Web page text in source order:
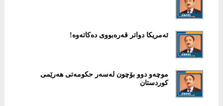
ئەمریكا دواتر قەرەبووی دەكاتەوە!
موچەو دوو بۆچون لەسەر حكومەتی هەرێمی
كوردستان